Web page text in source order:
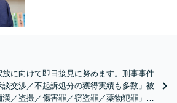
放に向けて即日接見に努めます。刑事事件
交渉／不起訴処分の獲得実績も多数」被
／盗撮／傷害罪／窃盗罪／薬物犯罪」